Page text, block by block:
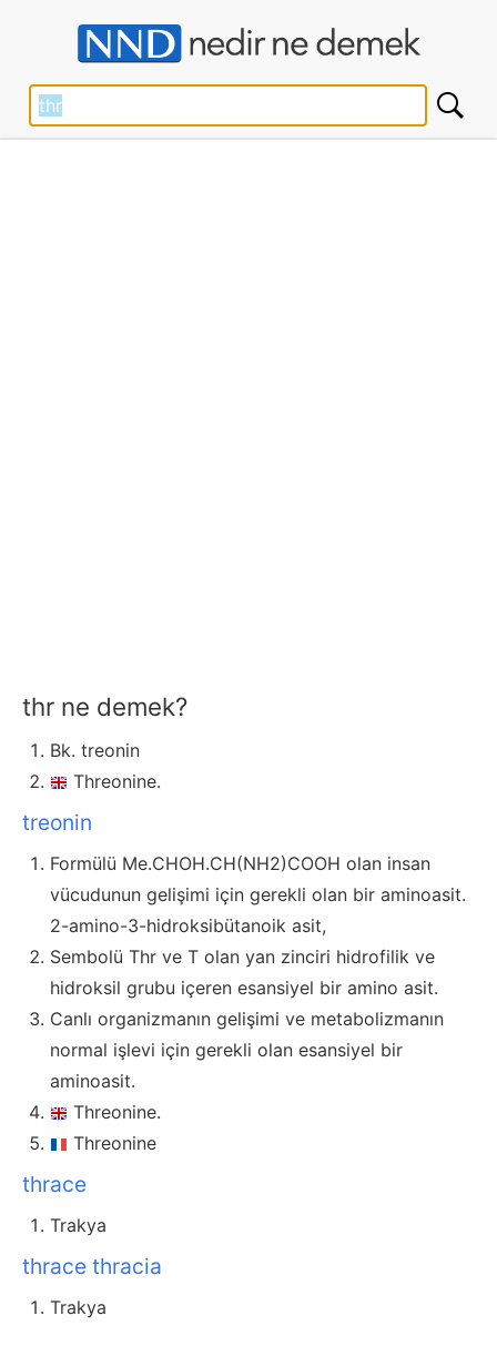
thr ne demek?
Bk. treonin
Threonine.
treonin
Formülü Me.CHOH.CH(NH2)COOH olan insan
vücudunun gelişimi için gerekli olan bir aminoasit.
2-amino-3-hidroksibütanoik asit,
Sembolü Thr ve T olan yan zinciri hidrofilik ve
hidroksil grubu içeren esansiyel bir amino asit.
Canlı organizmanın gelişimi ve metabolizmanın
normal işlevi için gerekli olan esansiyel bir
aminoasit.
Threonine.
Threonine
thrace
Trakya
thrace thracia
Trakya